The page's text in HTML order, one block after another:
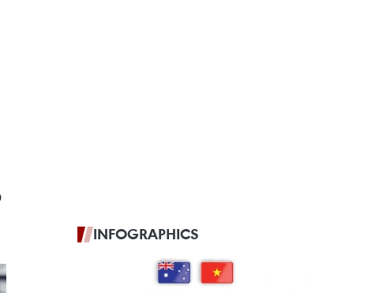
INFOGRAPHICS